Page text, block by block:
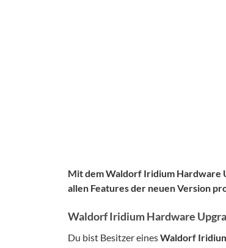
Mit dem Waldorf Iridium Hardware
allen Features der neuen Version
Waldorf Iridium Hardware
Du bist Besitzer einesWaldorf